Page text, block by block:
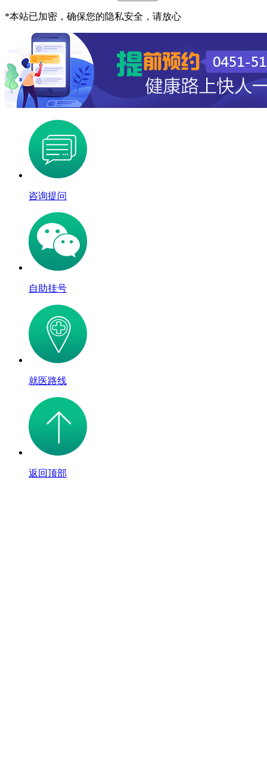
*本站已加密，确保您的隐私安全，请放心
咨询提问
自助挂号
就医路线
返回顶部